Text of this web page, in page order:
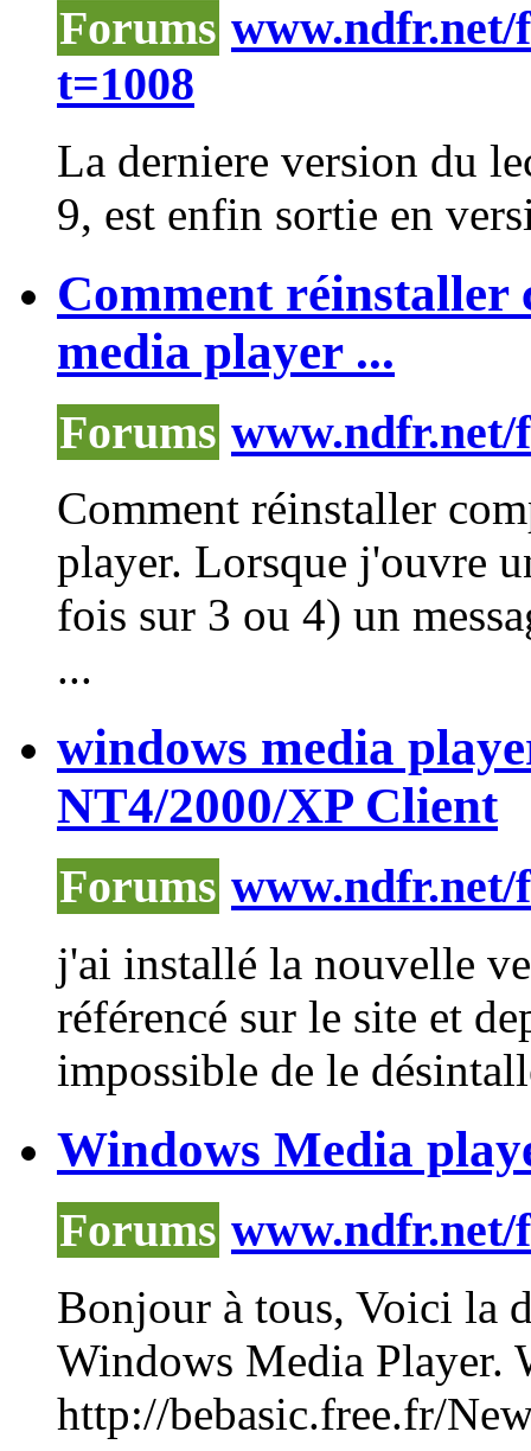
Forums www.ndfr.net/
t=1008
La derniere version du
9, est enfin sortie en
Comment réinstaller
media player ...
Forums www.ndfr.net/
Comment réinstaller
player. Lorsque j'ouvre
fois sur 3 ou 4) un
...
windows media
NT4/2000/XP Client
Forums www.ndfr.net/
j'ai installé la nouvelle
référencé sur le site et
impossible de le
Windows Media
Forums www.ndfr.net/
Bonjour à tous, Voici la
Windows Media Player.
http://bebasic.free.fr/